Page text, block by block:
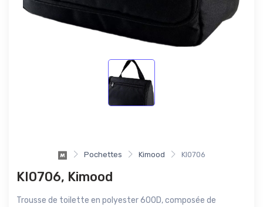
Pochettes Kimood KI0706
KI0706, Kimood
Trousse de toilette en polyester 600D, composée de